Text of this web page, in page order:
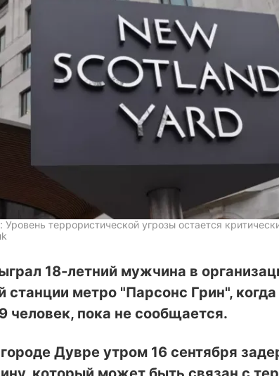
террористической угрозы остается
18-летний мужчина в
станции метро "Парсонс Грин", когда
человек, пока не сообщается.
Дувре утром 16 сентября